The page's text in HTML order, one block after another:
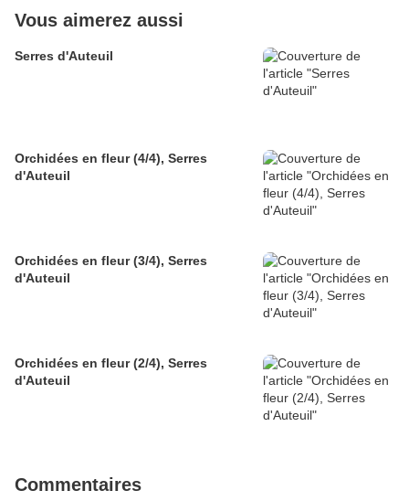
Vous aimerez aussi
Serres d'Auteuil
Orchidées en fleur (4/4), Serres
d'Auteuil
Orchidées en fleur (3/4), Serres
d'Auteuil
Orchidées en fleur (2/4), Serres
d'Auteuil
Commentaires